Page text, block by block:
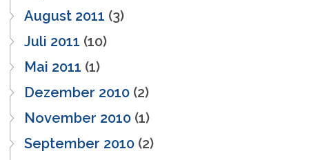
August 2011 (3)
Juli 2011 (10)
Mai 2011 (1)
Dezember 2010 (2)
November 2010 (1)
September 2010 (2)